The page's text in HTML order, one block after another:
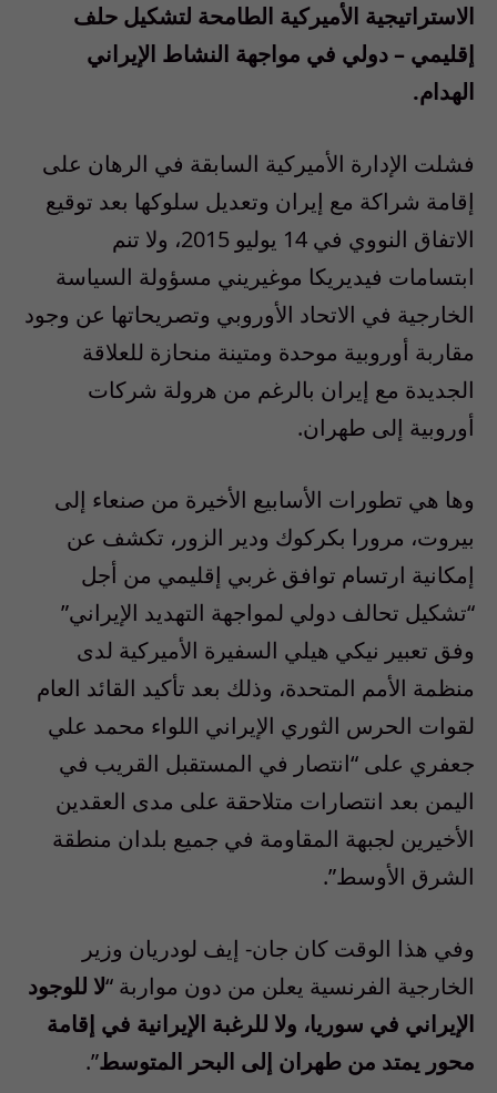
الاستراتيجية الأميركية الطامحة لتشكيل حلف
إقليمي – دولي في مواجهة النشاط الإيراني
الهدام.
فشلت الإدارة الأميركية السابقة في الرهان على
إقامة شراكة مع إيران وتعديل سلوكها بعد توقيع
الاتفاق النووي في 14 يوليو 2015، ولا تنم
ابتسامات فيديريكا موغيريني مسؤولة السياسة
الخارجية في الاتحاد الأوروبي وتصريحاتها عن وجود
مقاربة أوروبية موحدة ومتينة منحازة للعلاقة
الجديدة مع إيران بالرغم من هرولة شركات
أوروبية إلى طهران.
وها هي تطورات الأسابيع الأخيرة من صنعاء إلى
بيروت، مرورا بكركوك ودير الزور، تكشف عن
إمكانية ارتسام توافق غربي إقليمي من أجل
“تشكيل تحالف دولي لمواجهة التهديد الإيراني”
وفق تعبير نيكي هيلي السفيرة الأميركية لدى
منظمة الأمم المتحدة، وذلك بعد تأكيد القائد العام
لقوات الحرس الثوري الإيراني اللواء محمد علي
جعفري على “انتصار في المستقبل القريب في
اليمن بعد انتصارات متلاحقة على مدى العقدين
الأخيرين لجبهة المقاومة في جميع بلدان منطقة
الشرق الأوسط”.
وفي هذا الوقت كان جان- إيف لودريان وزير
الخارجية الفرنسية يعلن من دون مواربة “لا للوجود
الإيراني في سوريا، ولا للرغبة الإيرانية في إقامة
محور يمتد من طهران إلى البحر المتوسط”.